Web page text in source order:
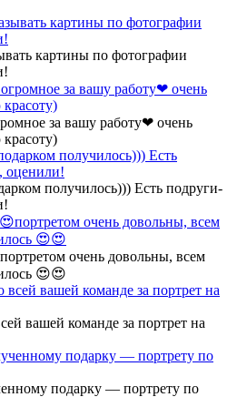
картины по фотографии
за вашу работу❤ очень
красоту)
получилось))) Есть подруги-
очень довольны, всем
😍😍
вашей команде за портрет на
подарку — портрету по